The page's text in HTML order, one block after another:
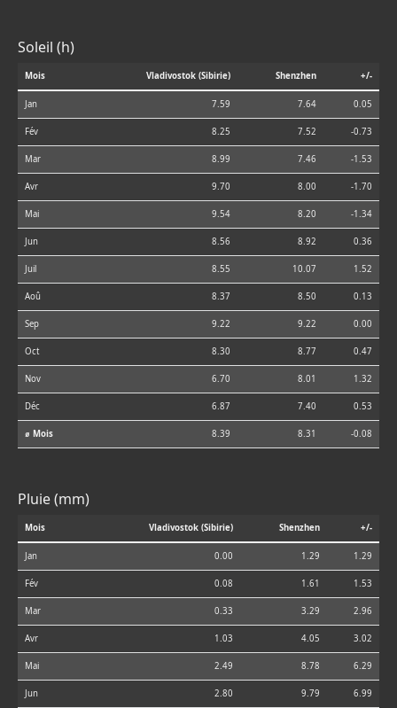
Soleil (h)
Mois Vladivostok (Sibirie) Shenzhen +/-
Jan 7.59 7.64 0.05
Fév 8.25 7.52 -0.73
Mar 8.99 7.46 -1.53
Avr 9.70 8.00 -1.70
Mai 9.54 8.20 -1.34
Jun 8.56 8.92 0.36
Juil 8.55 10.07 1.52
Aoû 8.37 8.50 0.13
Sep 9.22 9.22 0.00
Oct 8.30 8.77 0.47
Nov 6.70 8.01 1.32
Déc 6.87 7.40 0.53
⌀ Mois 8.39 8.31 -0.08
Pluie (mm)
Mois Vladivostok (Sibirie) Shenzhen +/-
Jan 0.00 1.29 1.29
Fév 0.08 1.61 1.53
Mar 0.33 3.29 2.96
Avr 1.03 4.05 3.02
Mai 2.49 8.78 6.29
Jun 2.80 9.79 6.99